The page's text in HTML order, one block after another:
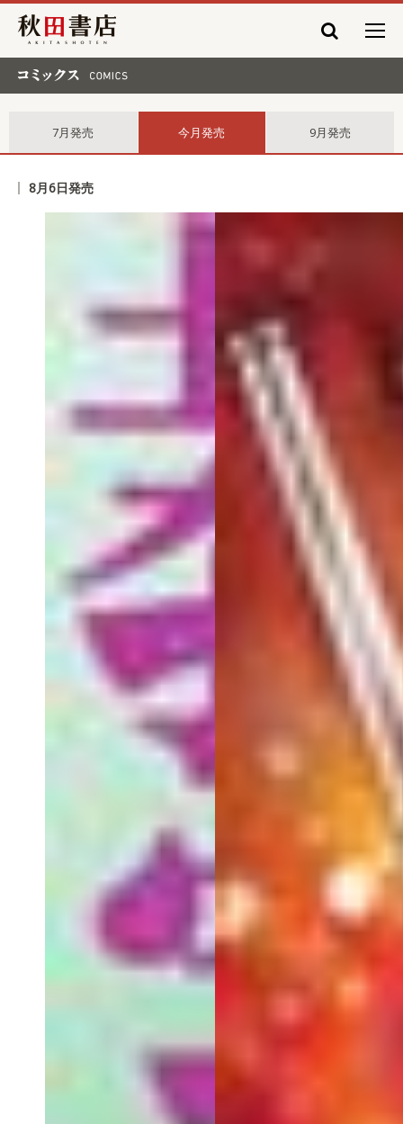
秋田書店
7月発売 今月発売 9月発売
8月6日発売